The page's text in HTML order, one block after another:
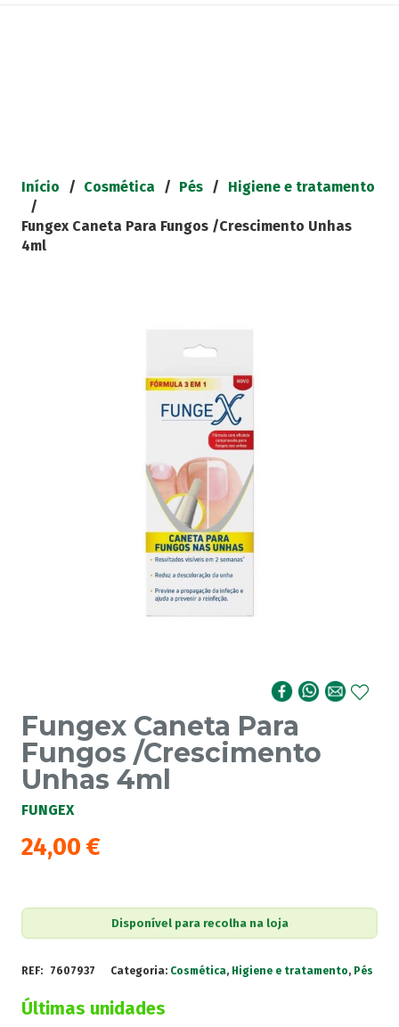
Início / Cosmética / Pés /
Higiene e tratamento
/
Fungex Caneta Para Fungos /Crescimento Unhas
4ml
Fungex Caneta Para
Fungos /Crescimento
Unhas 4ml
FUNGEX
24,00 €
Disponível para recolha na loja
REF: 7607937 Categoria: Cosmética, Higiene e tratamento, Pés
Últimas unidades